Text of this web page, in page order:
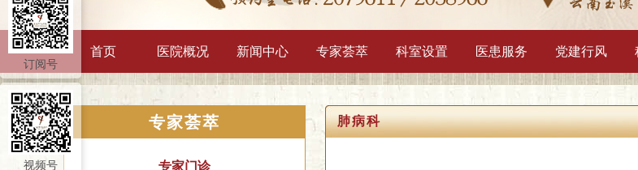
首页
医院概况 新闻中心 专家荟萃 科室设置 医患服务 党建行风
专家荟萃
专家门诊
肺病科
订阅号
视频号